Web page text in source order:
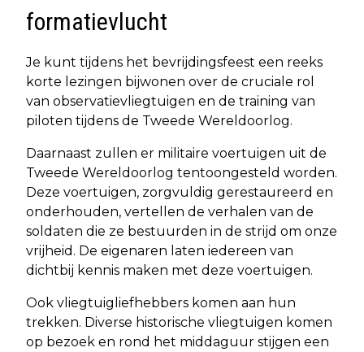
formatievlucht
Je kunt tijdens het bevrijdingsfeest een reeks
korte lezingen bijwonen over de cruciale rol
van observatievliegtuigen en de training van
piloten tijdens de Tweede Wereldoorlog.
Daarnaast zullen er militaire voertuigen uit de
Tweede Wereldoorlog tentoongesteld worden.
Deze voertuigen, zorgvuldig gerestaureerd en
onderhouden, vertellen de verhalen van de
soldaten die ze bestuurden in de strijd om onze
vrijheid. De eigenaren laten iedereen van
dichtbij kennis maken met deze voertuigen.
Ook vliegtuigliefhebbers komen aan hun
trekken. Diverse historische vliegtuigen komen
op bezoek en rond het middaguur stijgen een